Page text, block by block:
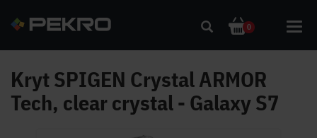
0
Kryt SPIGEN Crystal ARMOR
Tech, clear crystal - Galaxy S7